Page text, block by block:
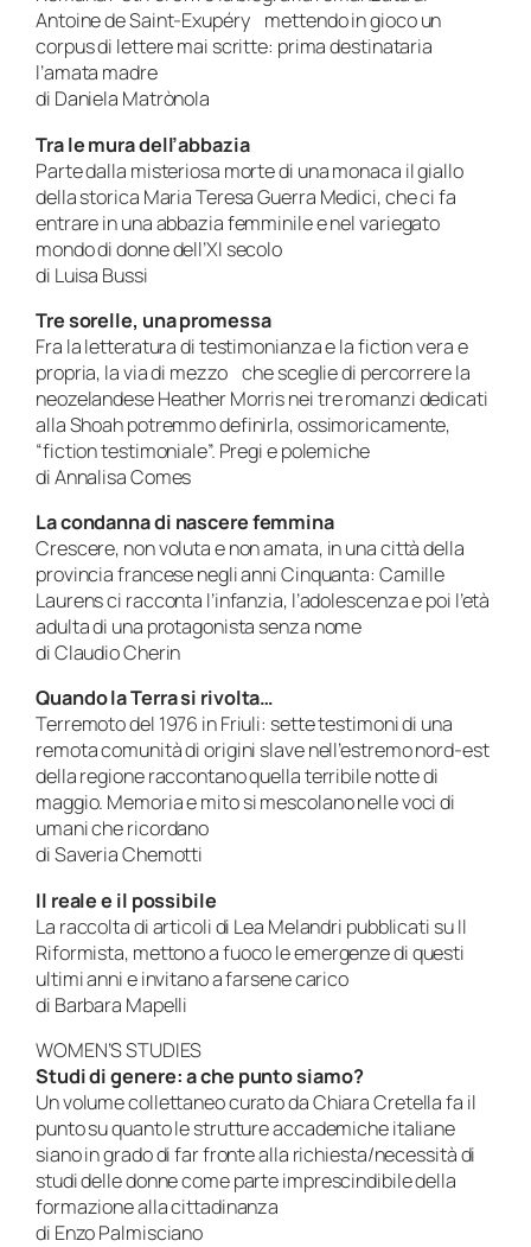
Antoine de Saint-Exupéry mettendo in gioco un
corpus di lettere mai scritte: prima destinataria
l’amata madre
di Daniela Matrònola
Tra le mura dell’abbazia
Parte dalla misteriosa morte di una monaca il giallo
della storica Maria Teresa Guerra Medici, che ci fa
entrare in una abbazia femminile e nel variegato
mondo di donne dell’XI secolo
di Luisa Bussi
Tre sorelle, una promessa
Fra la letteratura di testimonianza e la fiction vera e
propria, la via di mezzo che sceglie di percorrere la
neozelandese Heather Morris nei tre romanzi dedicati
alla Shoah potremmo definirla, ossimoricamente,
“fiction testimoniale”. Pregi e polemiche
di Annalisa Comes
La condanna di nascere femmina
Crescere, non voluta e non amata, in una città della
provincia francese negli anni Cinquanta: Camille
Laurens ci racconta l’infanzia, l’adolescenza e poi l’età
adulta di una protagonista senza nome
di Claudio Cherin
Quando la Terra si rivolta…
Terremoto del 1976 in Friuli: sette testimoni di una
remota comunità di origini slave nell’estremo nord-est
della regione raccontano quella terribile notte di
maggio. Memoria e mito si mescolano nelle voci di
umani che ricordano
di Saveria Chemotti
Il reale e il possibile
La raccolta di articoli di Lea Melandri pubblicati suIl
Riformista, mettono a fuoco le emergenze di questi
ultimi anni e invitano a farsene carico
di Barbara Mapelli
WOMEN’S STUDIES
Studi di genere: a che punto siamo?
Un volume collettaneo curato da Chiara Cretella fa il
punto su quanto le strutture accademiche italiane
siano in grado di far fronte alla richiesta/necessità di
studi delle donne come parte imprescindibile della
formazione alla cittadinanza
di Enzo Palmisciano